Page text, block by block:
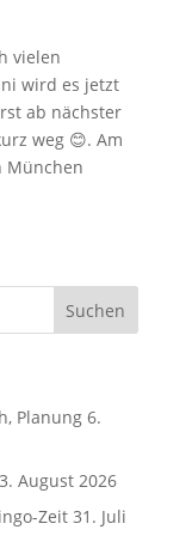
vielen
wird es jetzt
ab nächster
weg 😊. Am
München
Planung 6.
3. August 2026
Zeit 31. Juli